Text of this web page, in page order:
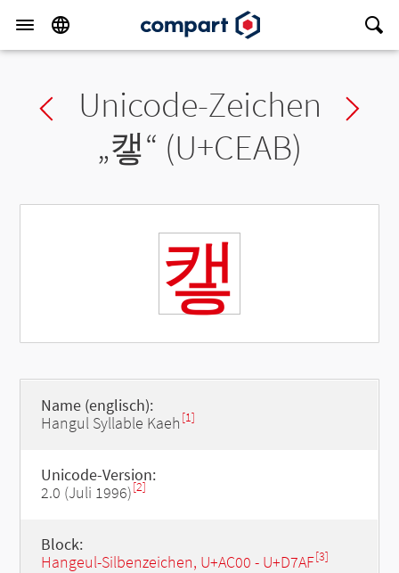
Previous char
Unicode-Zeichen
„캫“ (U+CEAB)
캫
Name (englisch):
Hangul Syllable Kaeh [1]
Unicode-Version:
2.0 (Juli 1996)[2]
Block:
Hangeul-Silbenzeichen, U+AC00 - U+D7AF[3]